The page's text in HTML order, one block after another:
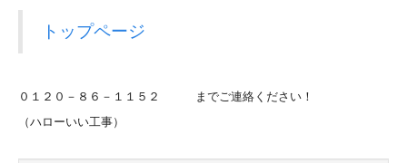
トップページ
０１２０－８６－１１５２ までご連絡ください！
（ハローいい工事）